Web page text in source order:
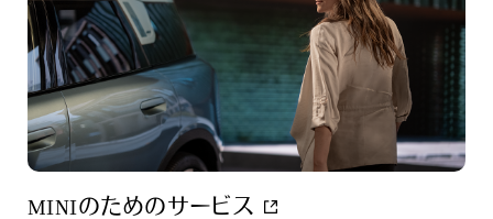
MINIのためのサービス